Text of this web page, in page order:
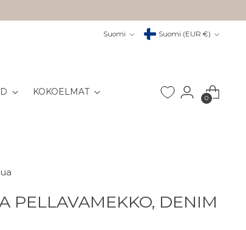
Suomi Valuutta Suomi (EUR €)
KOKOELMAT
0
PELLAVAMEKKO, DENIM